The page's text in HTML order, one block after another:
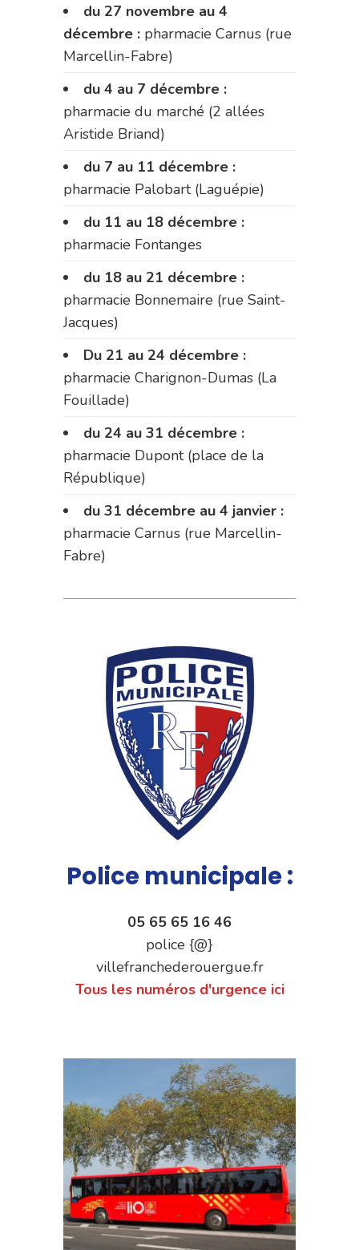
du 27 novembre au 4
décembre : pharmacie Carnus (rue
Marcellin-Fabre)
du 4 au 7 décembre :
pharmacie du marché (2 allées
Aristide Briand)
du 7 au 11 décembre :
pharmacie Palobart (Laguépie)
du 11 au 18 décembre :
pharmacie Fontanges
du 18 au 21 décembre :
pharmacie Bonnemaire (rue Saint-
Jacques)
Du 21 au 24 décembre :
pharmacie Charignon-Dumas (La
Fouillade)
du 24 au 31 décembre :
pharmacie Dupont (place de la
République)
du 31 décembre au 4 janvier :
pharmacie Carnus (rue Marcellin-
Fabre)
Police municipale :
05 65 65 16 46
police {@}
villefranchederouergue.fr
Tous les numéros d'urgence ici